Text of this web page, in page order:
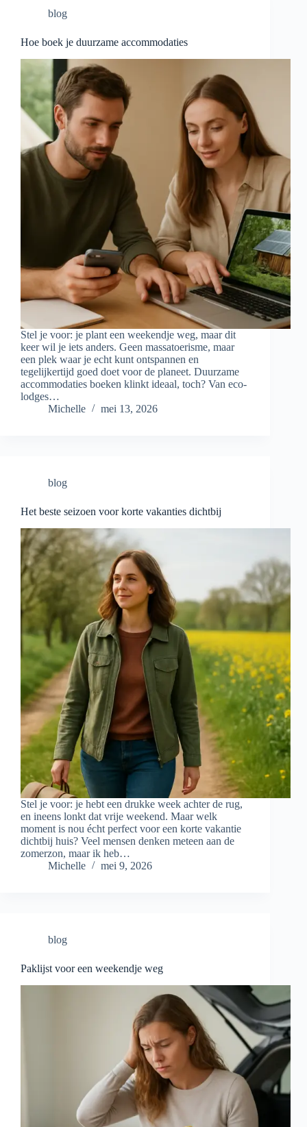
blog
Hoe boek je duurzame accommodaties
Stel je voor: je plant een weekendje weg, maar dit
keer wil je iets anders. Geen massatoerisme, maar
een plek waar je echt kunt ontspannen en
tegelijkertijd goed doet voor de planeet. Duurzame
accommodaties boeken klinkt ideaal, toch? Van eco-
lodges…
Michelle
mei 13, 2026
blog
Het beste seizoen voor korte vakanties dichtbij
Stel je voor: je hebt een drukke week achter de rug,
en ineens lonkt dat vrije weekend. Maar welk
moment is nou écht perfect voor een korte vakantie
dichtbij huis? Veel mensen denken meteen aan de
zomerzon, maar ik heb…
Michelle
mei 9, 2026
blog
Paklijst voor een weekendje weg